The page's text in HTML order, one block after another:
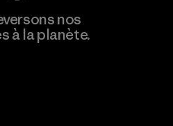
nos
à la planète.